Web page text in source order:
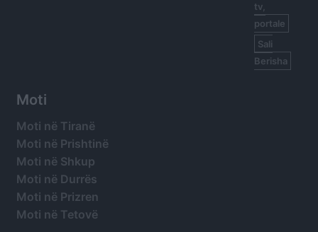
tv,
portale
Sali
Berisha
Moti
Moti në Tiranë
Moti në Prishtinë
Moti në Shkup
Moti në Durrës
Moti në Prizren
Moti në Tetovë